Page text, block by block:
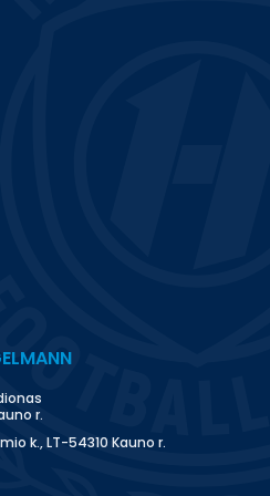
r.
k., LT-54310 Kauno r.